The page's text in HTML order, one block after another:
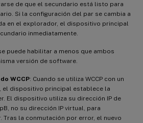
de que el secundario está listo para
Si la configuración del par se cambia a
en el explorador, el dispositivo principal
inmediatamente.
puede habilitar a menos que ambos
versión de software.
WCCP: Cuando se utiliza WCCP con un
el dispositivo principal establece la
El dispositivo utiliza su dirección IP de
no su dirección IP virtual, para
Tras la conmutación por error, el nuevo